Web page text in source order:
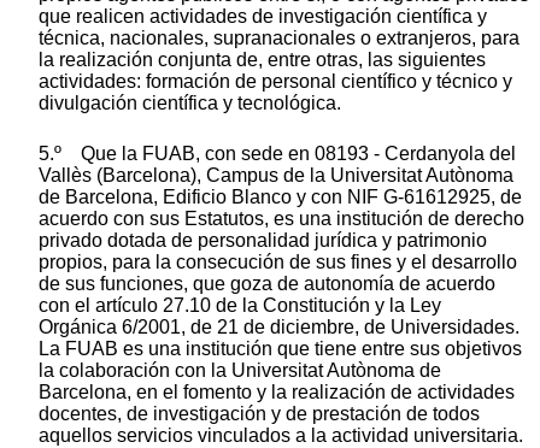
que realicen actividades de investigación científica y
técnica, nacionales, supranacionales o extranjeros, para
la realización conjunta de, entre otras, las siguientes
actividades: formación de personal científico y técnico y
divulgación científica y tecnológica.
5.º Que la FUAB, con sede en 08193 - Cerdanyola del
Vallès (Barcelona), Campus de la Universitat Autònoma
de Barcelona, Edificio Blanco y con NIF G-61612925, de
acuerdo con sus Estatutos, es una institución de derecho
privado dotada de personalidad jurídica y patrimonio
propios, para la consecución de sus fines y el desarrollo
de sus funciones, que goza de autonomía de acuerdo
con el artículo 27.10 de la Constitución y la Ley
Orgánica 6/2001, de 21 de diciembre, de Universidades.
La FUAB es una institución que tiene entre sus objetivos
la colaboración con la Universitat Autònoma de
Barcelona, en el fomento y la realización de actividades
docentes, de investigación y de prestación de todos
aquellos servicios vinculados a la actividad universitaria.